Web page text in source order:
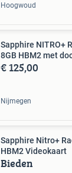
Hoogwoud
Sapphire NITRO+
8GB HBM2 met
€ 125,00
Nijmegen
Sapphire Nitro+
HBM2 Videokaart
Bieden